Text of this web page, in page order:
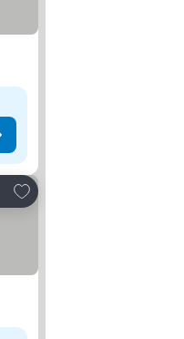
Lisää suosikkeihin